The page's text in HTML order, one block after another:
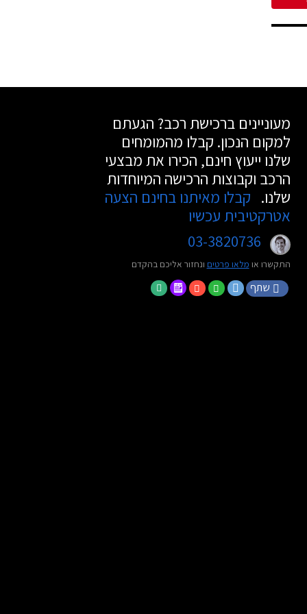
מעוניינים ברכישת רכב? הגעתם
למקום הנכון. קבלו מהמומחים
שלנו ייעוץ חינם, הכירו את מבצעי
הרכב וקבוצות הרכישה המיוחדות
שלנו. קבלו מאיתנו בחינם הצעה
אטרקטיבית עכשיו
03-3820736
התקשרו או מלאו פרטים ונחזור אליכם בהקדם
שתף